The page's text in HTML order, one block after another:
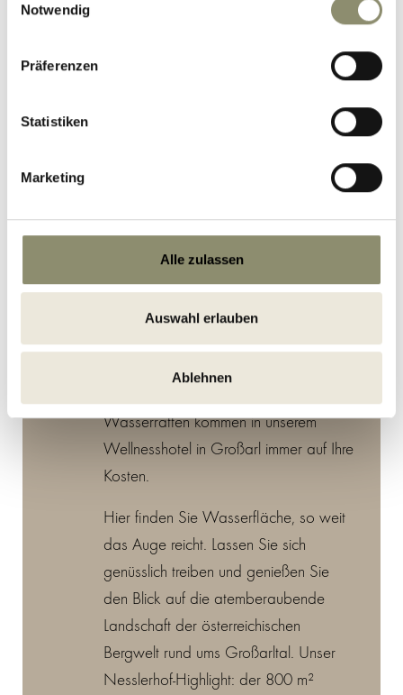
Notwendig
Präferenzen
Statistiken
Marketing
Alle zulassen
Auswahl erlauben
Ablehnen
WASSERWELT
Wasserratten kommen in unserem
Wellnesshotel in Großarl immer auf Ihre
Kosten.
Hier finden Sie Wasserfläche, so weit
das Auge reicht. Lassen Sie sich
genüsslich treiben und genießen Sie
den Blick auf die atemberaubende
Landschaft der österreichischen
Bergwelt rund ums Großarltal. Unser
Nesslerhof-Highlight: der 800 m²